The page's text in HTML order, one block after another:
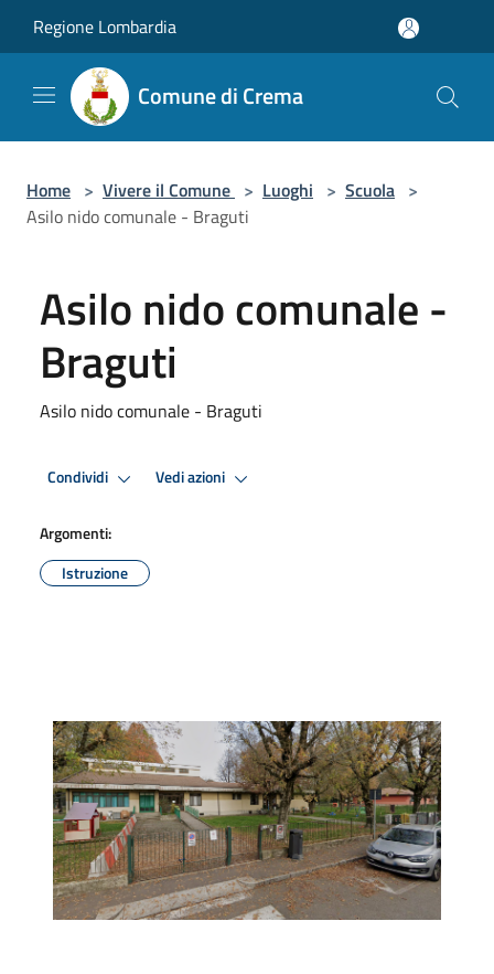
Regione Lombardia
Comune di Crema
Home > Vivere il Comune > Luoghi > Scuola >
Asilo nido comunale - Braguti
Asilo nido comunale -
Braguti
Asilo nido comunale - Braguti
Condividi Vedi azioni
Argomenti:
Istruzione